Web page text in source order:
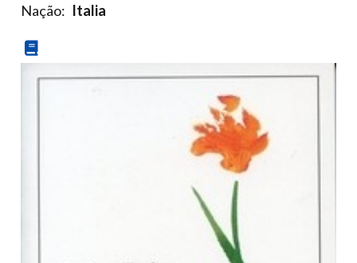
Nação: Italia